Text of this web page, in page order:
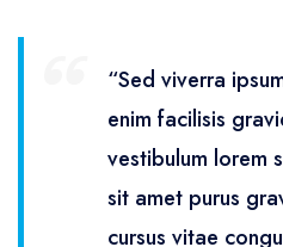
“Sed viverra
enim facilisis
vestibulum lorem
sit amet purus
cursus vitae